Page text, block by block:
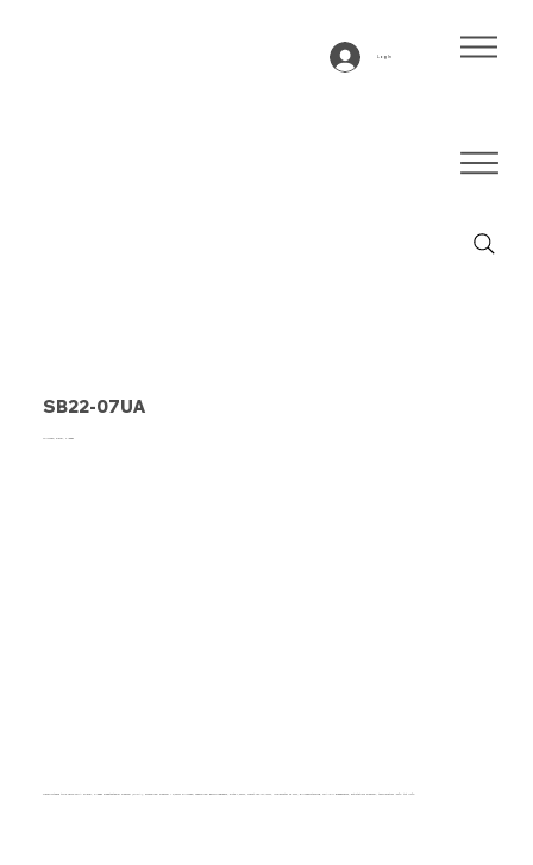
Log In
SB22-07UA
Siliconen, blauw, 2 laags
Transportband type SB22-07UA Blauw, 2-laags breedtestabiel weefsel (R/RA), bovenzijde: weefsel + 0,3mm siliconen, onderzijde: geïmpregneerd, dikte 1,6mm, kracht-rek 10N/mm, roldiameter 25 mm, glijondersteuning, FDA/EU goedgekeurd, antistatisch weefsel, temperatuur -30°C tot 110°C